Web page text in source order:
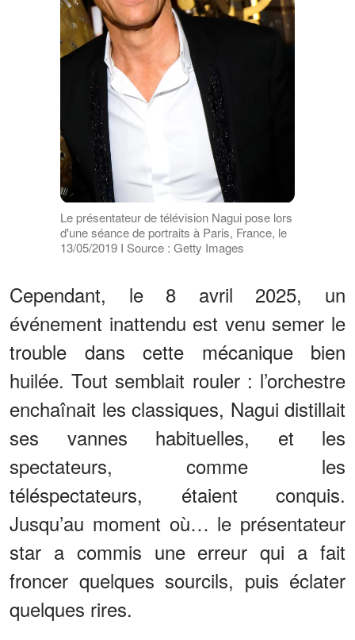
Le présentateur de télévision Nagui pose lors
d'une séance de portraits à Paris, France, le
13/05/2019 I Source : Getty Images
Cependant, le 8 avril 2025, un
événement inattendu est venu semer le
trouble dans cette mécanique bien
huilée. Tout semblait rouler : l’orchestre
enchaînait les classiques, Nagui distillait
ses vannes habituelles, et les
spectateurs, comme les
téléspectateurs, étaient conquis.
Jusqu’au moment où… le présentateur
star a commis une erreur qui a fait
froncer quelques sourcils, puis éclater
quelques rires.